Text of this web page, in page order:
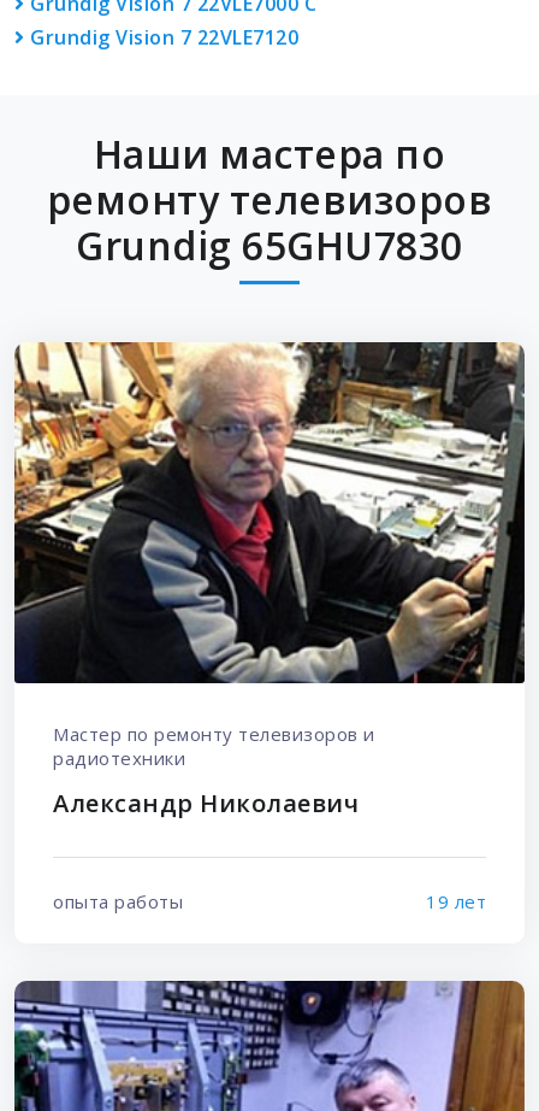
Grundig Vision 7 22VLE7120
Наши мастера по
ремонту телевизоров
Grundig 65GHU7830
Мастер по ремонту телевизоров и
радиотехники
Александр Николаевич
опыта работы 19 лет